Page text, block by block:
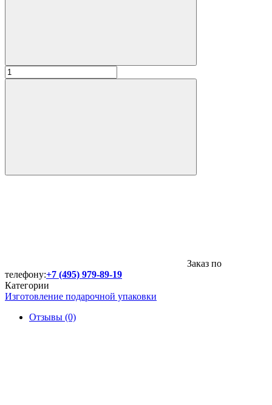
Заказ по
телефону:+7 (495) 979-89-19
Категории
Изготовление подарочной упаковки
Отзывы (0)